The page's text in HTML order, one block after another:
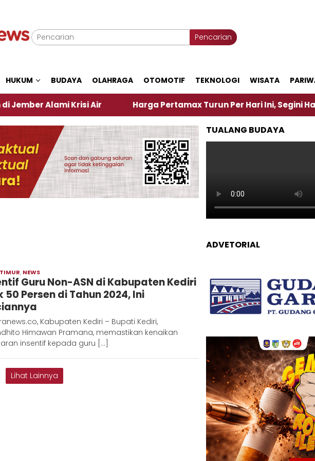
Pencarian
HUKUM BUDAYA OLAHRAGA OTOMOTIF TEKNOLOGI WISATA
Krisi Air Harga Pertamax Turun Per Hari Ini, Segini Harganya
, NEWS
Hadi
Guru Non-ASN di Kabupaten Kediri
50 Persen di Tahun 2024, Ini
Kabupaten Kediri – Bupati Kediri,
Himawan Pramana, memastikan kenaikan
insentif kepada guru […]
Lihat Lainnya
TUALANG BUDAYA
ADVETORIAL